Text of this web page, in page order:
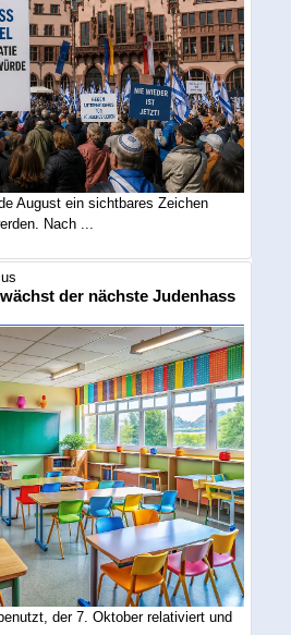
August ein sichtbares Zeichen
Nach ...
der nächste Judenhass
der 7. Oktober relativiert und